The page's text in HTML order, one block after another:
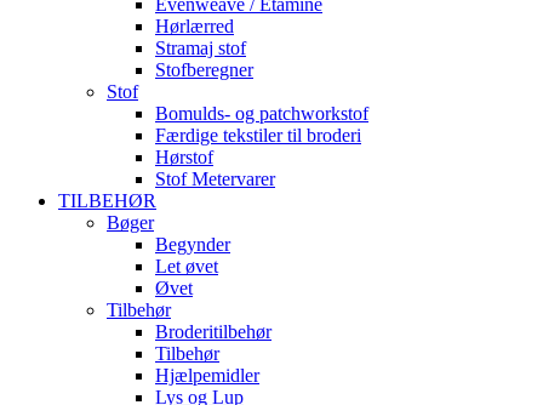
Hørlærred
Stramaj stof
Stofberegner
Stof
Bomulds- og patchworkstof
Færdige tekstiler til broderi
Hørstof
Stof Metervarer
TILBEHØR
Bøger
Begynder
Let øvet
Øvet
Tilbehør
Broderitilbehør
Tilbehør
Hjælpemidler
Lys og Lup